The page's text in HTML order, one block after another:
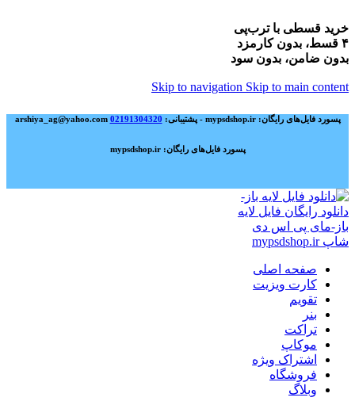
خرید قسطی با ترب‌پی
۴ قسط، بدون کارمزد
بدون ضامن، بدون سود
Skip to navigation Skip to main content
پسورد فایل‌های رایگان: mypsdshop.ir - پشتیبانی: arshiya_ag@yahoo.com 02191304320
پسورد فایل‌های رایگان: mypsdshop.ir
صفحه اصلی
کارت ویزیت
تقویم
بنر
تراکت
موکاپ
اشتراک ویژه
فروشگاه
وبلاگ